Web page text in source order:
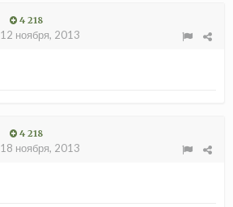
4 218
12 ноября, 2013
4 218
18 ноября, 2013